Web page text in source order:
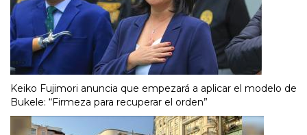
Keiko Fujimori anuncia que empezará a aplicar el modelo de
Bukele: “Firmeza para recuperar el orden”